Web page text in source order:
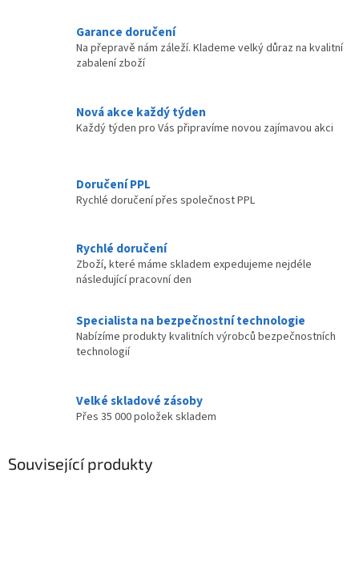
Garance doručení
Na přepravě nám záleží. Klademe velký důraz na kvalitní
zabalení zboží
Nová akce každý týden
Každý týden pro Vás připravíme novou zajímavou akci
Doručení PPL
Rychlé doručení přes společnost PPL
Rychlé doručení
Zboží, které máme skladem expedujeme nejdéle
následující pracovní den
Specialista na bezpečnostní technologie
Nabízíme produkty kvalitních výrobců bezpečnostních
technologií
Velké skladové zásoby
Přes 35 000 položek skladem
Související produkty